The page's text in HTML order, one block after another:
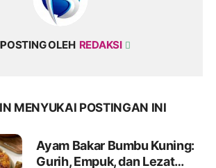
OLEH REDAKSI
MENYUKAI POSTINGAN INI
Ayam Bakar Bumbu Kuning:
Gurih, Empuk, dan Lezat